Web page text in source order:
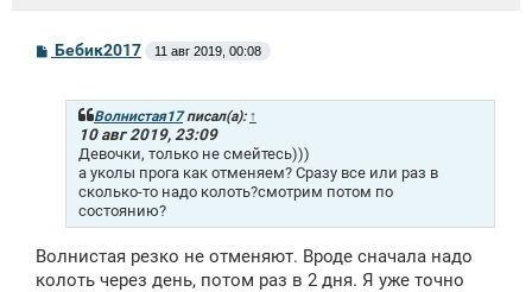
СБебик2017 11 авг 2019, 00:08
Волнистая17писал(а): ↑
10 авг 2019, 23:09
Девочки, только не смейтесь)))
а уколы прога как отменяем? Сразу все или раз в
сколько-то надо колоть?смотрим потом по
состоянию?
Волнистая резко не отменяют. Вроде сначала надо
колоть через день, потом раз в 2 дня. Я уже точно